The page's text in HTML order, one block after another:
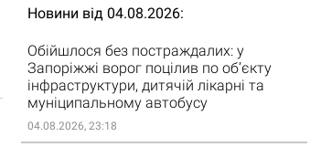
Новини від 04.08.2026
Обійшлося без постраждалих: у
Запоріжжі ворог поцілив по об’єкту
інфраструктури, дитячій лікарні та
муніципальному автобусу
04.08.2026, 23:18